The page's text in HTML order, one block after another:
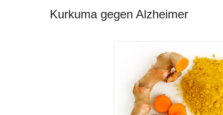
Kurkuma gegen Alzheimer